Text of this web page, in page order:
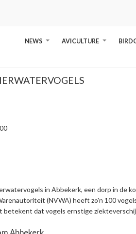
NEWS AVICULTURE
in Abbekerk, een dorp in de
(NVWA) heeft zo'n 100
betekent dat vogels ernstige